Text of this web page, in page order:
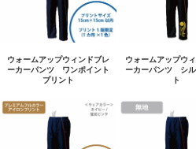
ウォームアップウィンドブレ
ーカーパンツ ワンポイント
プリント
ウォームアップウ
ーカーパンツ シ
ト